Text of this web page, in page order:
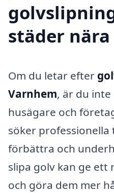
städer
Om du letar efter
Varnhem, är du inte
husägare och
söker
förbättra och
slipa golv kan ge
och göra dem mer